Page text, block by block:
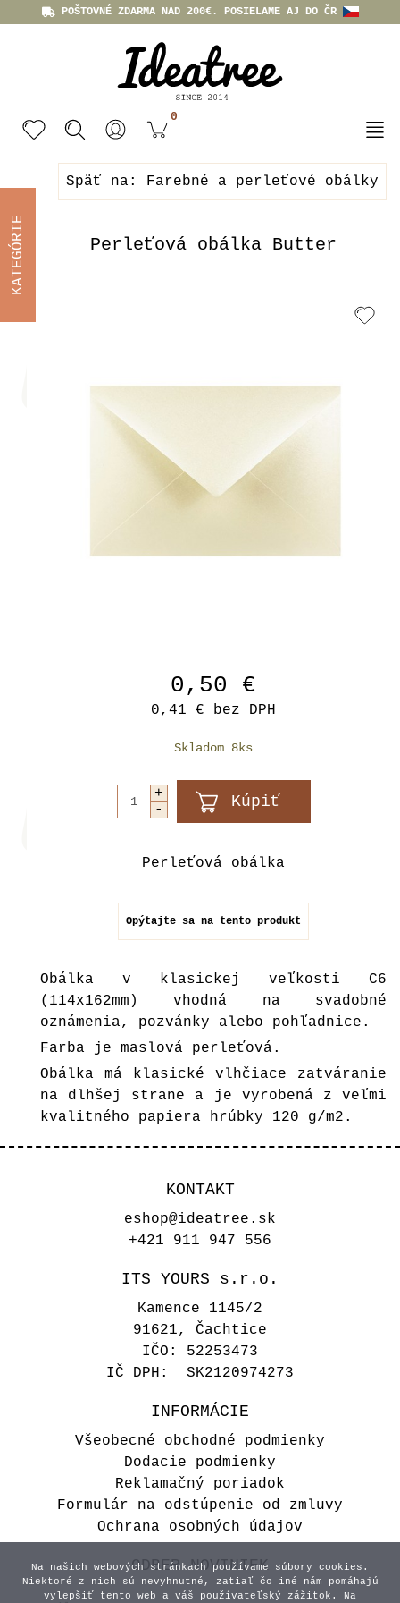
POŠTOVNÉ ZDARMA NAD 200€. POSIELAME AJ DO ČR
0
Späť na: Farebné a perleťové obálky
Perleťová obálka Butter
0,50 €
0,41 € bez DPH
Skladom 8ks
Perleťová obálka
Opýtajte sa na tento produkt
Obálka v klasickej veľkosti C6
(114x162mm) vhodná na svadobné
oznámenia, pozvánky alebo pohľadnice.
Farba je maslová perleťová.
Obálka má klasické vlhčiace zatváranie
na dlhšej strane a je vyrobená z veľmi
kvalitného papiera hrúbky 120 g/m2.
KONTAKT
eshop@ideatree.sk
+421 911 947 556
ITS YOURS s.r.o.
Kamence 1145/2
91621, Čachtice
IČO: 52253473
IČ DPH: SK2120974273
INFORMÁCIE
Všeobecné obchodné podmienky
Dodacie podmienky
Reklamačný poriadok
Formulár na odstúpenie od zmluvy
Ochrana osobných údajov
ODBER NOVINIEK
KATEGÓRIE
Na našich webových stránkach používame súbory cookies.
Niektoré z nich sú nevyhnutné, zatiaľ čo iné nám pomáhajú
vylepšiť tento web a váš používateľský zážitok. Na